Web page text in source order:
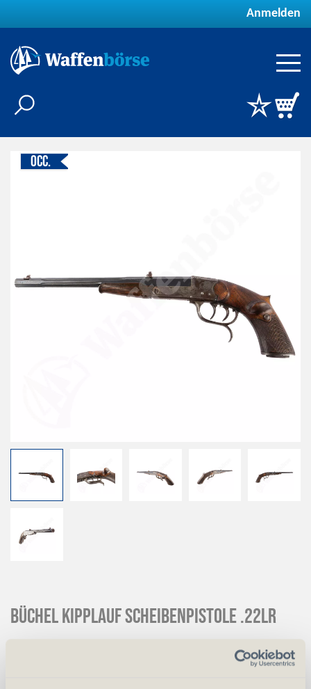
Anmelden
Occ.
Büchel Kipplauf Scheibenpistole .22lr